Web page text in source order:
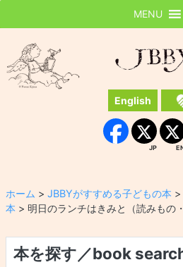
English
Facebook
JP
JP
MENU
ホーム > JBBYがすすめる子どもの本 >
本 > 明日のランチはきみと（読みもの
本を探す／book